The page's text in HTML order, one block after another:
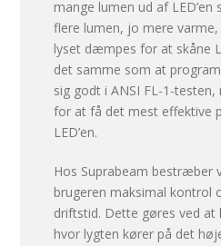
mange lumen ud af
flere lumen, jo mere
lyset dæmpes for at skåne
det samme som at
sig godt i ANSI FL-1-
for at få det mest effektive
LED’en.
Hos Suprabeam bestræber
brugeren maksimal kontrol
driftstid. Dette gøres ved at
hvor lygten kører på det